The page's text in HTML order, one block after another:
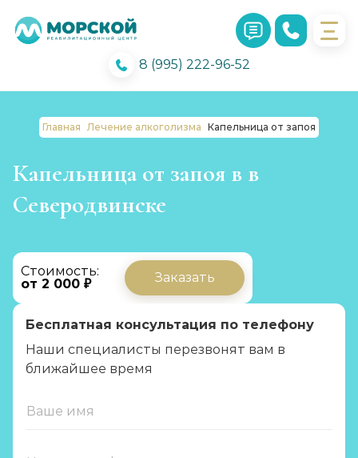
8 (995) 222-96-52
Главная Лечение алкоголизма Капельница от запоя
Капельница от запоя в в
Северодвинске
Стоимость:
от 2 000 ₽
Заказать
Бесплатная консультация по телефону
Наши специалисты перезвонят вам в
ближайшее время